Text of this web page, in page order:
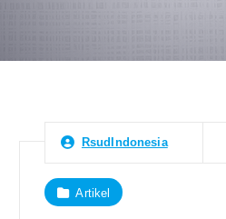
RsudIndonesia
Artikel